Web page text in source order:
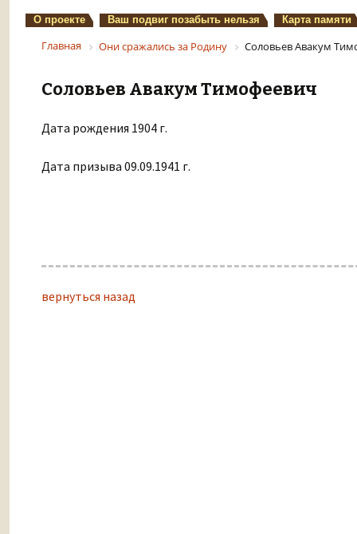
О проекте Ваш подвиг позабыть нельзя Карта памяти
Главная Они сражались за Родину Соловьев Авакум
Соловьев Авакум Тимофеевич
Дата рождения 1904 г.
Дата призыва 09.09.1941 г.
вернуться назад